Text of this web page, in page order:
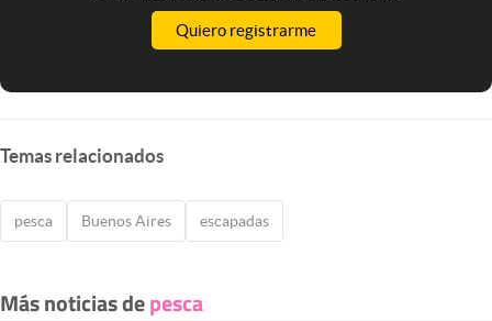
Quiero registrarme
Temas relacionados
pesca Buenos Aires escapadas
Más noticias depesca